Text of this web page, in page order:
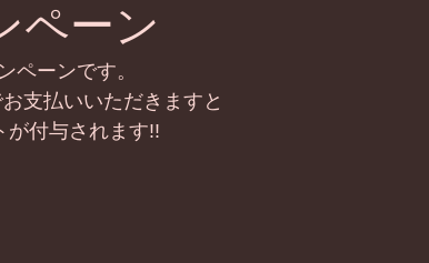
ペーン
ペーンです。
支払いいただきますと
が付与されます!!